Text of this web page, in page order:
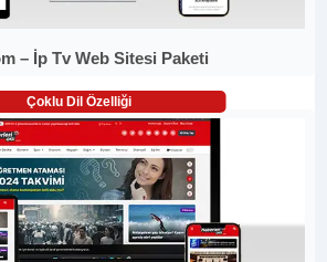
– İp Tv Web Sitesi Paketi
Çoklu Dil Özelliği